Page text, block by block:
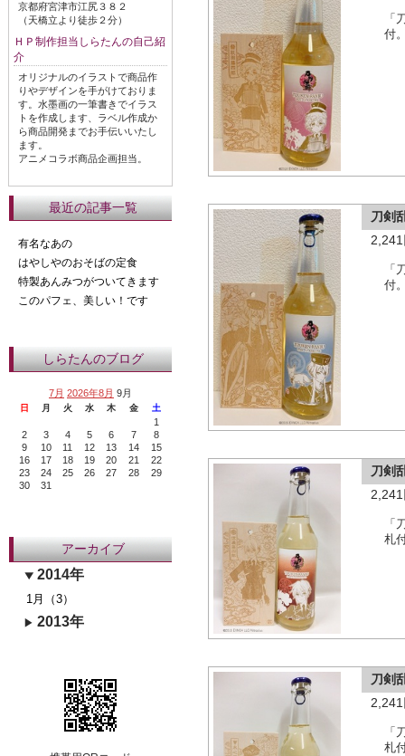
「
付
刀剣
「
付
刀剣
「
札
刀剣
「
札
京都府宮津市江尻３８２
（天橋立より徒歩２分）
ＨＰ制作担当しらたんの自己紹
介
オリジナルのイラストで商品作
りやデザインを手がけておりま
す。水墨画の一筆書きでイラス
トを作成します、ラベル作成か
ら商品開発までお手伝いいたし
ます。
アニメコラボ商品企画担当。
最近の記事一覧
有名なあの
はやしやのおそばの定食
特製あんみつがついてきます
このパフェ、美しい！です
しらたんのブログ
7月 2026年8月 9月
日 月 火 水 木 金 土
1
2
3 4 5 6 7
8
9
10 11 12 13 14
15
16
17 18 19 20 21
22
23
24 25 26 27 28
29
30
31
アーカイブ
2014年
1月（3）
2013年